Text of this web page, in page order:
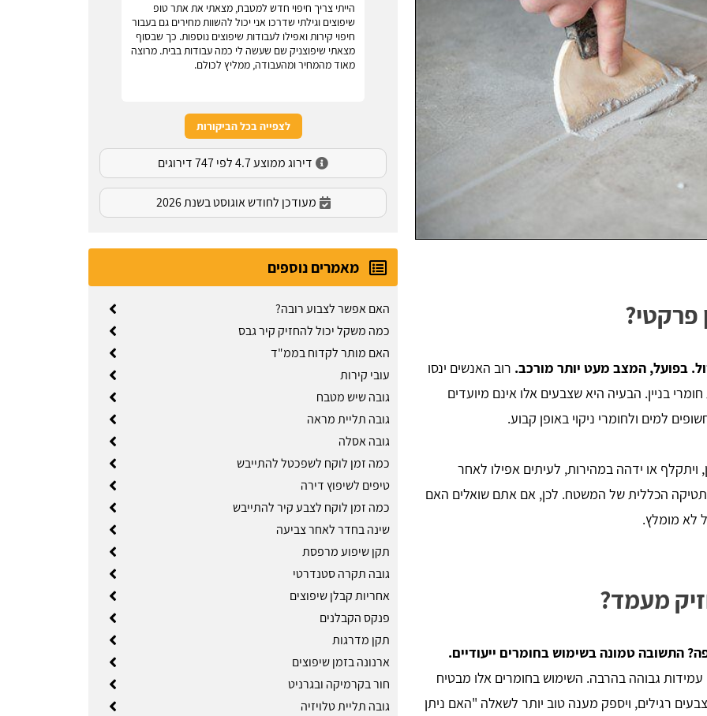
פרקטי?
בפועל, המצב מעט יותר מורכב. רוב האנשים ינסו
בניין. הבעיה היא שצבעים אלו אינם מיועדים
למים ולחומרי ניקוי באופן קבוע.
או ידהה במהירות, לעיתים אפילו לאחר
הכללית של המשטח. לכן, אם אתם שואלים האם
לא מומלץ.
מעמד?
התשובה טמונה בשימוש בחומרים ייעודיים.
עמידות גבוהה בהרבה. השימוש בחומרים אלו מבטיח
רגילים, ויספק מענה טוב יותר לשאלה "האם ניתן
הייתי צריך חיפוי חדש למטבח, מצאתי את אתר טופ
שיפוצים וגילתי שדרכו אני יכול להשוות מחירים גם בעבור
חיפוי קירות ואפילו לעבודות שיפוצים נוספות. כך שבסוף
מצאתי שיפוצניק שם שעשה לי כמה עבודות בבית. מרוצה
מאוד מהמחיר ומהעבודה, ממליץ לכולם.
שיפצתי את הדירה בחריש בזכות האתר הנהדר הזה !
קיבלתי 3 הצעות מחיר מבעלי מקצוע שונים. בחרתי
בהצעה שהכי נראתה לי ויצאנו לדרך. התוצאות מעולות.
סופר מקצועיים . מומלץ בחום !!
לצפייה בכל הביקורות
דירוג ממוצע 4.7 לפי 747 דירוגים
מעודכן לחודש אוגוסט בשנת 2026
מאמרים נוספים
האם אפשר לצבוע רובה?
כמה משקל יכול להחזיק קיר גבס
האם מותר לקדוח בממ"ד
עובי קירות
גובה שיש מטבח
גובה תליית מראה
גובה אסלה
כמה זמן לוקח לשפכטל להתייבש
טיפים לשיפוץ דירה
כמה זמן לוקח לצבע קיר להתייבש
שינה בחדר לאחר צביעה
תקן שיפוע מרפסת
גובה תקרה סטנדרטי
אחריות קבלן שיפוצים
פנקס הקבלנים
תקן מדרגות
ארנונה בזמן שיפוצים
חור בקרמיקה ובגרניט
גובה תליית טלויזיה